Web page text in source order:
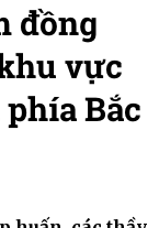
đồng
vực
Bắc